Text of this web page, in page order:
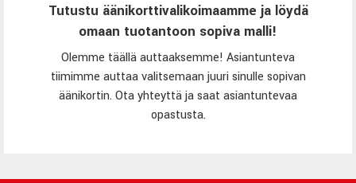
Tutustu äänikorttivalikoimaamme ja löydä
omaan tuotantoon sopiva malli!
Olemme täällä auttaaksemme! Asiantunteva
tiimimme auttaa valitsemaan juuri sinulle sopivan
äänikortin. Ota yhteyttä ja saat asiantuntevaa
opastusta.